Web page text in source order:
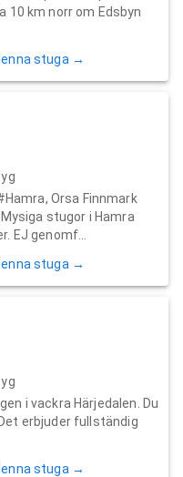
10 km norr om Edsbyn
stuga →
Orsa Finnmark
stugor i Hamra
EJ genomf...
stuga →
i vackra Härjedalen. Du
erbjuder fullständig
stuga →